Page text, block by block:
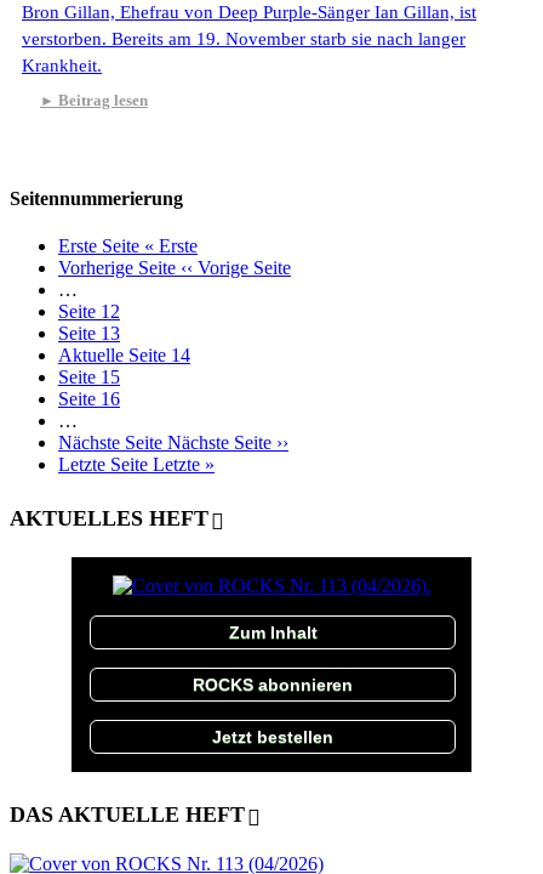
Bron Gillan, Ehefrau von Deep Purple-Sänger Ian Gillan, ist
verstorben. Bereits am 19. November starb sie nach langer
Krankheit.
Beitrag lesen
Seitennummerierung
Erste Seite « Erste
Vorherige Seite ‹‹ Vorige Seite
…
Seite 12
Seite 13
Aktuelle Seite 14
Seite 15
Seite 16
…
Nächste Seite Nächste Seite ››
Letzte Seite Letzte »
AKTUELLES HEFT
Zum Inhalt
ROCKS abonnieren
Jetzt bestellen
DAS AKTUELLE HEFT